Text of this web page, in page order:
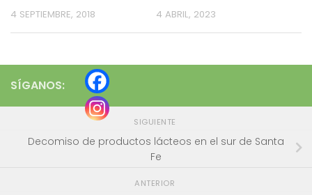
4 SEPTIEMBRE, 2018 4 ABRIL, 2023
SÍGANOS:
SIGUIENTE
Decomiso de productos lácteos en el sur de Santa
Fe
ANTERIOR